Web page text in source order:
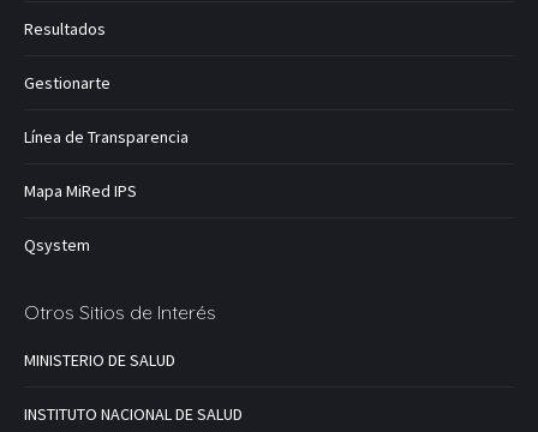
Resultados
Gestionarte
Línea de Transparencia
Mapa MiRed IPS
Qsystem
Otros Sitios de Interés
MINISTERIO DE SALUD
INSTITUTO NACIONAL DE SALUD